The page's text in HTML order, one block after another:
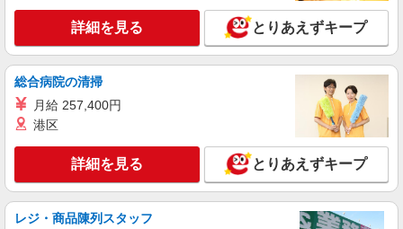
万円支給(規定有) お友達を紹介頂くと, インセンテ
ィブ支給(規定有) ★月2回払い・週払い可能（規程
有）★ ゜・。○。・゜+゜・。○。・゜+゜
キープ 詳細を見る
紹介予定派遣
株式会社シエロ
時給1400円〜1450円（経験・能力による） ※
残業代支給 ★交通費別途支給（規定あり） ゜
+゜・。○。・゜+゜・。○。・゜+゜ 入社祝い金10
万円支給(規定有) お友達を紹介頂くと, インセンテ
ィブ支給(規定有) ★月2回払い・週払い可能（規程
有）★ ゜・。○。・゜+゜・。○。・゜+゜
沖縄県うるま市の家電量販店
キープ 詳細を見る
詳細を見る とりあえずキープ
総合病院の清掃
月給 257,400円
港区
詳細を見る とりあえずキープ
レジ・商品陳列スタッフ